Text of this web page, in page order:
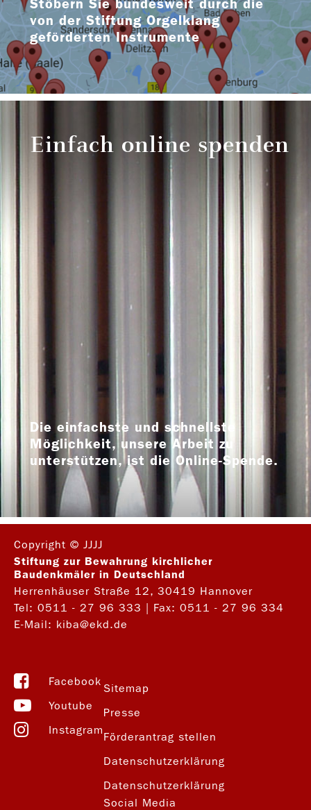
Stöbern Sie bundesweit durch die
von der Stiftung Orgelklang
geförderten Instrumente
Einfach online spenden
Die einfachste und schnellste
Möglichkeit, unsere Arbeit zu
unterstützen, ist die Online-Spende.
Copyright © JJJJ
Stiftung zur Bewahrung kirchlicher
Baudenkmäler in Deutschland
Herrenhäuser Straße 12, 30419 Hannover
Tel: 0511 - 27 96 333
| Fax: 0511 - 27 96 334
E-Mail: kiba@ekd.de
Facebook
Youtube
Instagram
Sitemap
Presse
Förderantrag stellen
Datenschutzerklärung
Datenschutzerklärung
Social Media